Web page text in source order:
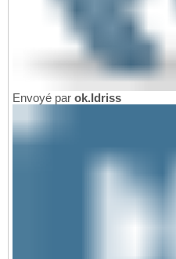
Envoyé par ok.Idriss